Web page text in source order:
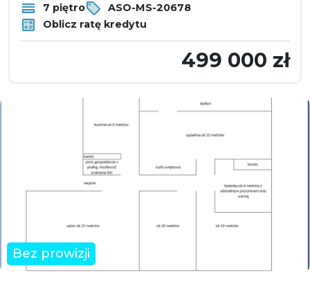
7 piętro
ASO-MS-20678
Oblicz ratę kredytu
499 000 zł
Bez prowizji